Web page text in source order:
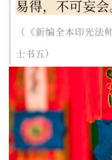
法
规
免
责
声
明